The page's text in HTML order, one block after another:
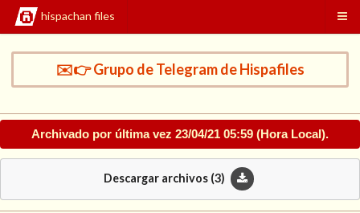
hispachan files
✉️👉 Grupo de Telegram de Hispafiles
Archivado por última vez 23/04/21 05:59 (Hora Local).
Descargar archivos (3)